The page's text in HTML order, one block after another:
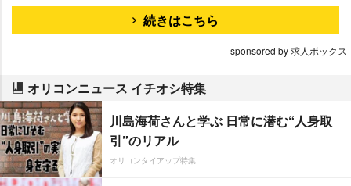
続きはこちら
sponsored by 求人ボックス
オリコンニュース イチオシ特集
川島海荷さんと学ぶ 日常に潜む“人身取
引”のリアル
オリコンタイアップ特集